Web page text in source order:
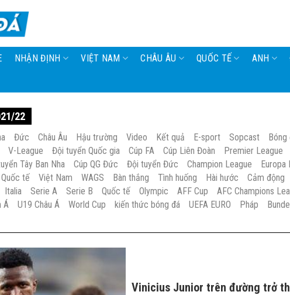
NHẬN ĐỊNH VIỆT NAM CHÂU ÂU QUỐC TẾ ANH
22
Đức Châu Âu Hậu trường Video Kết quả E-sport Sopcast
Bóng
V-League Đội tuyển Quốc gia Cúp FA Cúp Liên Đoàn Premier League
Tây Ban Nha Cúp QG Đức Đội tuyển Đức Champion League
Europa
Quốc tế Việt Nam WAGS Bàn thắng Tình huống Hài hước Cảm động
Italia Serie A Serie B Quốc tế Olympic AFF Cup AFC Champions
Á U19 Châu Á World Cup kiến thức bóng đá UEFA EURO Pháp
Vinicius Junior trên đường trở